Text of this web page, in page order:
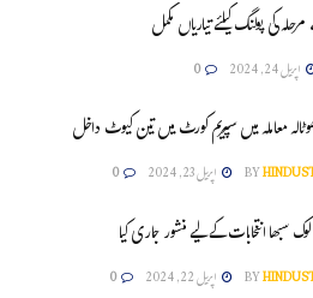
کی پولنگ کیلئے تیاریاں مکمل
اپریل 24, 2024 0
معاملہ میں سپریم کورٹ میں تین کیوٹ داخل
BY اپریل 23, 2024 0
انتخابات کے لیے منشور جاری کیا
BY اپریل 22, 2024 0